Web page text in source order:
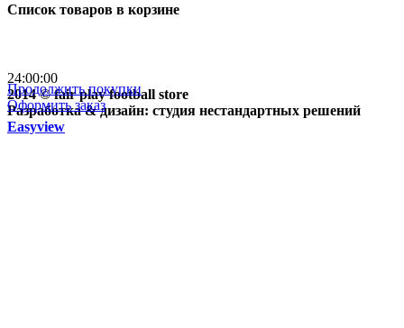
Список товаров в корзине
Продолжить покупки
Оформить заказ
24:00:00
2014 © fair play football store
Разработка & дизайн: студия нестандартных решений
Easyview